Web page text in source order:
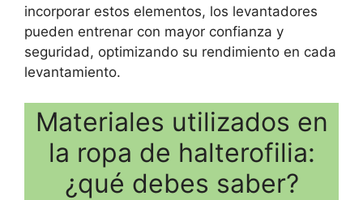
incorporar estos elementos, los levantadores
pueden entrenar con mayor confianza y
seguridad, optimizando su rendimiento en cada
levantamiento.
Materiales utilizados en
la ropa de halterofilia:
¿qué debes saber?